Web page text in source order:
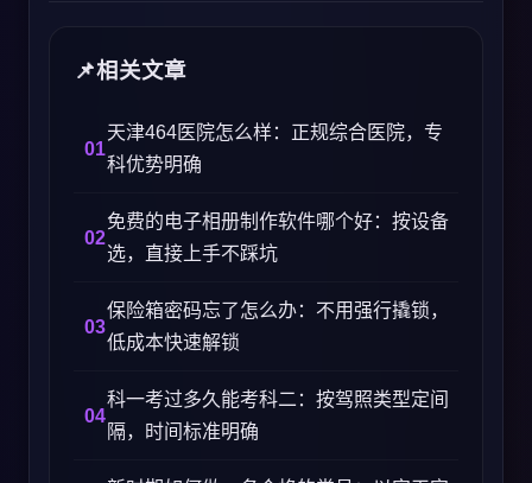
相关文章
天津464医院怎么样：正规综合医院，专
科优势明确
免费的电子相册制作软件哪个好：按设备
选，直接上手不踩坑
保险箱密码忘了怎么办：不用强行撬锁，
低成本快速解锁
科一考过多久能考科二：按驾照类型定间
隔，时间标准明确